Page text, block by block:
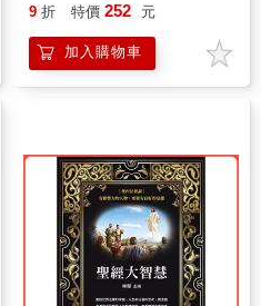
9 折 特價 252 元
加入購物車